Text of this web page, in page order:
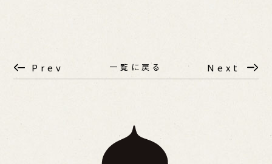
Prev 一覧に戻る Next